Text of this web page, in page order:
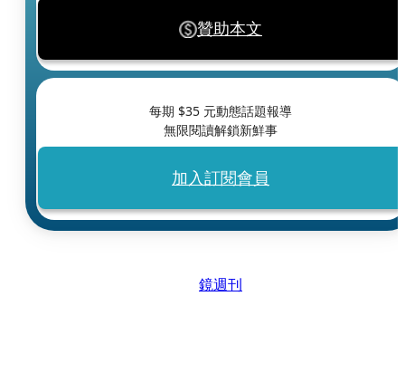
贊助本文
每期 $35 元動態話題報導
無限閱讀解鎖新鮮事
加入訂閱會員
鏡週刊